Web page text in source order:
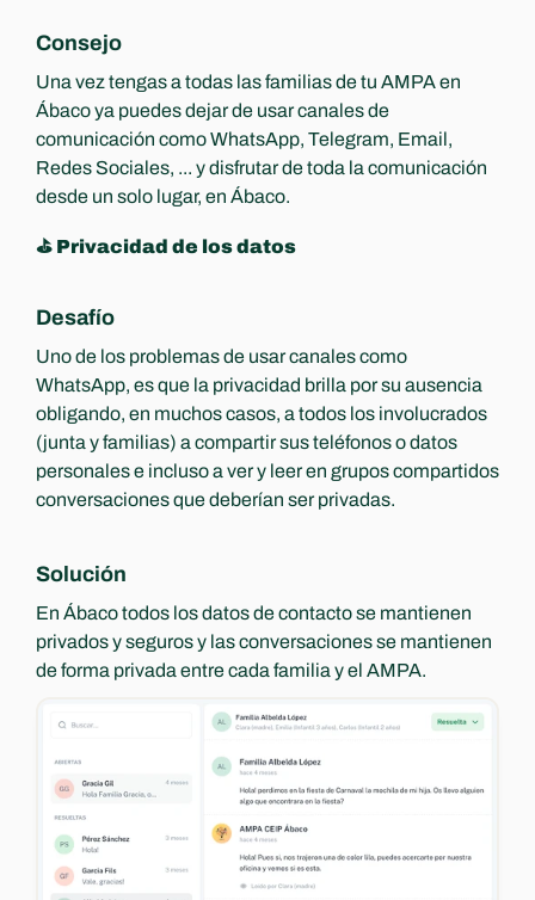
Consejo
Una vez tengas a todas las familias de tu AMPA en
Ábaco ya puedes dejar de usar canales de
comunicación como WhatsApp, Telegram, Email,
Redes Sociales, ... y disfrutar de toda la comunicación
desde un solo lugar, en Ábaco.
⛳️ Privacidad de los datos
Desafío
Uno de los problemas de usar canales como
WhatsApp, es que la privacidad brilla por su ausencia
obligando, en muchos casos, a todos los involucrados
(junta y familias) a compartir sus teléfonos o datos
personales e incluso a ver y leer en grupos compartidos
conversaciones que deberían ser privadas.
Solución
En Ábaco todos los datos de contacto se mantienen
privados y seguros y las conversaciones se mantienen
de forma privada entre cada familia y el AMPA.